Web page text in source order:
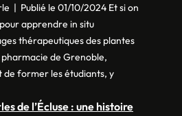
| Publié le 01/10/2024 Et si on
apprendre in situ
thérapeutiques des plantes
de Grenoble,
de former les étudiants, y
de l’Écluse : une histoire